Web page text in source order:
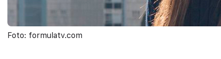
Foto: formulatv.com